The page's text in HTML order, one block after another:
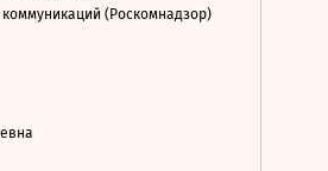
(Роскомнадзор)